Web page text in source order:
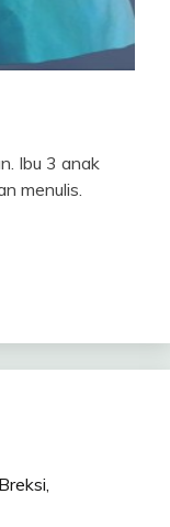
Ibu 3 anak
menulis.